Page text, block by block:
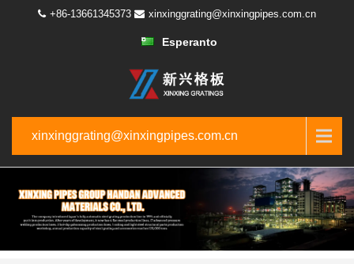
+86-13661345373 xinxinggrating@xinxingpipes.com.cn
Esperanto
xinxinggrating@xinxingpipes.com.cn